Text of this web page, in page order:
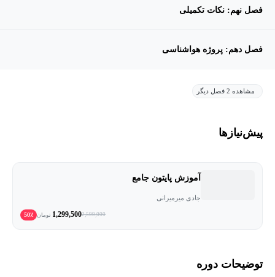
فصل نهم: نکات تکمیلی
فصل دهم: پروژه هواشناسی
مشاهده 2 فصل دیگر
پیش‌نیاز‌ها
آموزش پایتون جامع
جادی میرمیرانی
2,599,000
1,299,500 تومان 50٪
توضیحات دوره